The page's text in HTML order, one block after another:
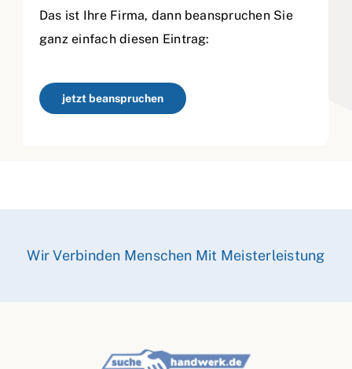
Das ist Ihre Firma, dann beanspruchen Sie
ganz einfach diesen Eintrag:
jetzt beanspruchen
Wir Verbinden Menschen Mit Meisterleistung